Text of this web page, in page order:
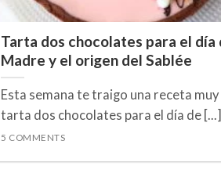
Tarta dos chocolates para el día
Madre y el origen del Sablée
Esta semana te traigo una receta
tarta dos chocolates para el día de [...]
5 COMMENTS